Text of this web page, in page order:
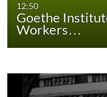
12:50
Goethe
Workers…